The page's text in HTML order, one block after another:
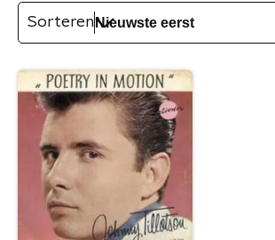
Sorteren